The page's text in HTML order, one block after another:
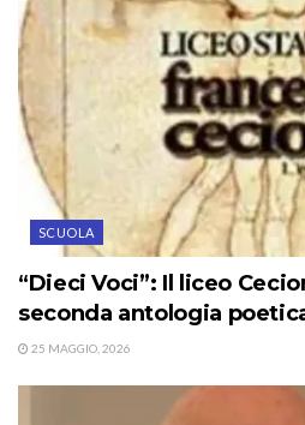
SCUOLA
“Dieci Voci”: Il liceo
seconda antologia
25 MAGGIO, 2026